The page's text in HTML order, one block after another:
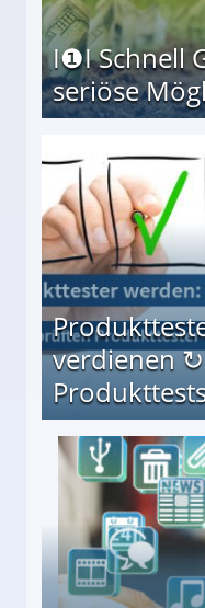
I❶I Schnell
seriöse
verdienen
↻ Täglich neue